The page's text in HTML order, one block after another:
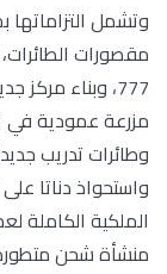
وتشمل التزاماتها
777، وبناء مركز
مزرعة عمودية في
وطائرات تدريب
الملكية الكاملة
منشأة شحن